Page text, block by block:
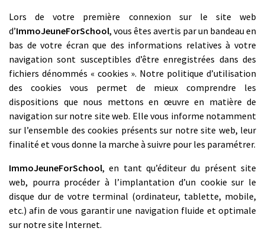
Lors de votre première connexion sur le site web
d’ImmoJeuneForSchool, vous êtes avertis par un bandeau en
bas de votre écran que des informations relatives à votre
navigation sont susceptibles d’être enregistrées dans des
fichiers dénommés « cookies ». Notre politique d’utilisation
des cookies vous permet de mieux comprendre les
dispositions que nous mettons en œuvre en matière de
navigation sur notre site web. Elle vous informe notamment
sur l’ensemble des cookies présents sur notre site web, leur
finalité et vous donne la marche à suivre pour les paramétrer.
ImmoJeuneForSchool, en tant qu’éditeur du présent site
web, pourra procéder à l’implantation d’un cookie sur le
disque dur de votre terminal (ordinateur, tablette, mobile,
etc.) afin de vous garantir une navigation fluide et optimale
sur notre site Internet.